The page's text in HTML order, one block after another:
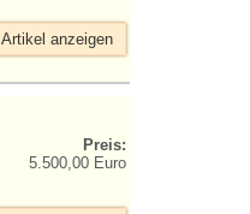
Artikel anzeigen
Preis:
5.500,00 Euro